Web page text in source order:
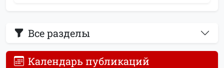
Все разделы
Календарь публикаций